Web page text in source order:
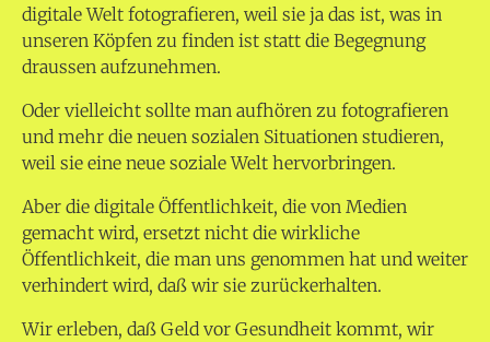
digitale Welt fotografieren, weil sie ja das ist, was in
unseren Köpfen zu finden ist statt die Begegnung
draussen aufzunehmen.
Oder vielleicht sollte man aufhören zu fotografieren
und mehr die neuen sozialen Situationen studieren,
weil sie eine neue soziale Welt hervorbringen.
Aber die digitale Öffentlichkeit, die von Medien
gemacht wird, ersetzt nicht die wirkliche
Öffentlichkeit, die man uns genommen hat und weiter
verhindert wird, daß wir sie zurückerhalten.
Wir erleben, daß Geld vor Gesundheit kommt, wir